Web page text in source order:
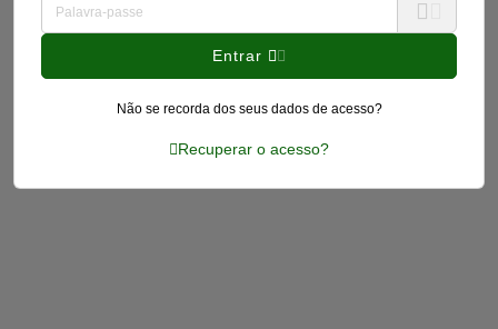
Entrar
Não se recorda dos seus dados de acesso?
Recuperar o acesso?